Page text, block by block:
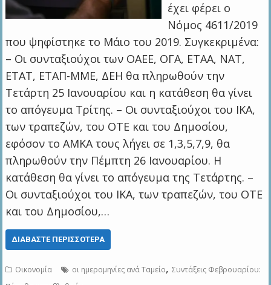
έχει φέρει ο
Νόμος 4611/2019
που ψηφίστηκε το Μάιο του 2019. Συγκεκριμένα:
– Οι συνταξιούχοι των ΟΑΕΕ, ΟΓΑ, ΕΤΑΑ, ΝΑΤ,
ΕΤΑΤ, ΕΤΑΠ-ΜΜΕ, ΔΕΗ θα πληρωθούν την
Τετάρτη 25 Ιανουαρίου και η κατάθεση θα γίνει
το απόγευμα Τρίτης. – Οι συνταξιούχοι του ΙΚΑ,
των τραπεζών, του ΟΤΕ και του Δημοσίου,
εφόσον το ΑΜΚΑ τους λήγει σε 1,3,5,7,9, θα
πληρωθούν την Πέμπτη 26 Ιανουαρίου. Η
κατάθεση θα γίνει το απόγευμα της Τετάρτης. –
Οι συνταξιούχοι του ΙΚΑ, των τραπεζών, του ΟΤΕ
και του Δημοσίου,…
ΔΙΑΒΆΣΤΕ ΠΕΡΙΣΣΌΤΕΡΑ
Οικονομία οι ημερομηνίες ανά Ταμείο,Συντάξεις Φεβρουαρίου: